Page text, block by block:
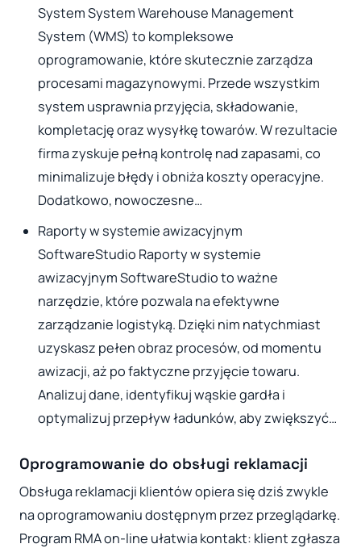
System System Warehouse Management
System (WMS) to kompleksowe
oprogramowanie, które skutecznie zarządza
procesami magazynowymi. Przede wszystkim
system usprawnia przyjęcia, składowanie,
kompletację oraz wysyłkę towarów. W rezultacie
firma zyskuje pełną kontrolę nad zapasami, co
minimalizuje błędy i obniża koszty operacyjne.
Dodatkowo, nowoczesne…
Raporty w systemie awizacyjnym
SoftwareStudio Raporty w systemie
awizacyjnym SoftwareStudio to ważne
narzędzie, które pozwala na efektywne
zarządzanie logistyką. Dzięki nim natychmiast
uzyskasz pełen obraz procesów, od momentu
awizacji, aż po faktyczne przyjęcie towaru.
Analizuj dane, identyfikuj wąskie gardła i
optymalizuj przepływ ładunków, aby zwiększyć…
Oprogramowanie do obsługi reklamacji
Obsługa reklamacji klientów opiera się dziś zwykle
na oprogramowaniu dostępnym przez przeglądarkę.
Program RMA on-line ułatwia kontakt: klient zgłasza